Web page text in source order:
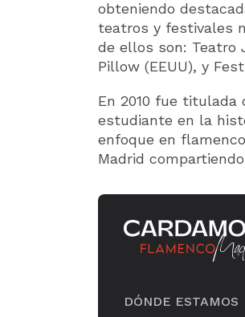
obteniendo
teatros y festivales
de ellos son: Teatro
Pillow (EEUU), y
En 2010 fue titulada
estudiante en la
enfoque en
Madrid
DÓNDE ESTAMOS